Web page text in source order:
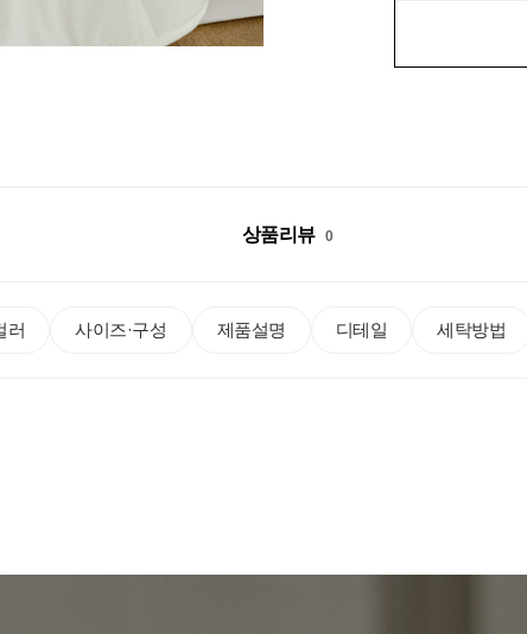
상품리뷰 0
러 사이즈·구성 제품설명 디테일 세탁방법